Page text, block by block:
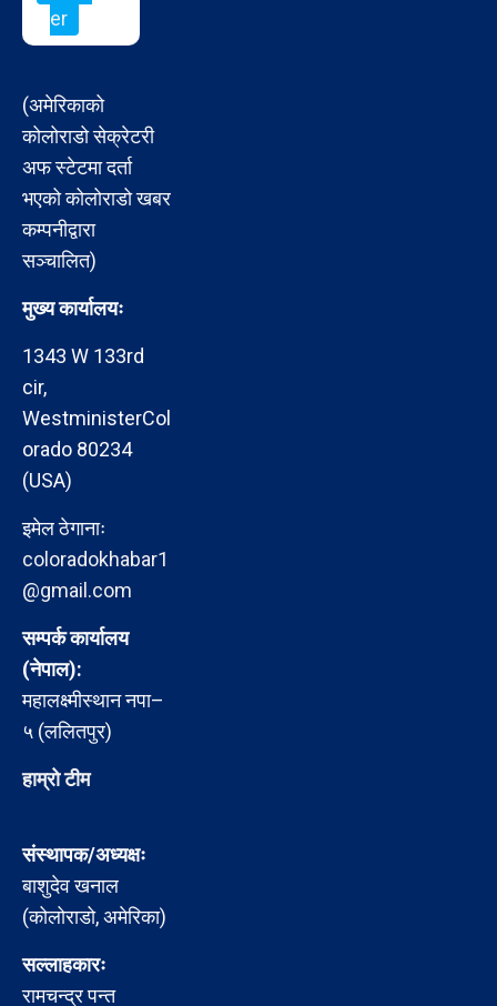
er
(अमेरिकाको
कोलोराडो सेक्रेटरी
अफ स्टेटमा दर्ता
भएको कोलोराडो खबर
कम्पनीद्वारा
सञ्चालित)
मुख्य कार्यालयः
1343 W 133rd
cir,
WestministerCol
orado 80234
(USA)
इमेल ठेगानाः
coloradokhabar1
@gmail.com
सम्पर्क कार्यालय
(नेपाल):
महालक्ष्मीस्थान नपा–
५ (ललितपुर)
हाम्रो टीम
संस्थापक/अध्यक्षः
बाशुदेव खनाल
(कोलोराडो, अमेरिका)
सल्लाहकारः
रामचन्द्र पन्त